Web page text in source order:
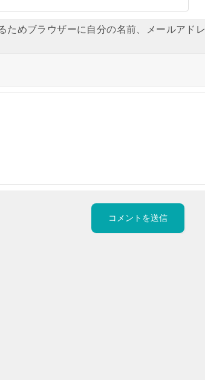
ためブラウザーに自分の名前、メールアド